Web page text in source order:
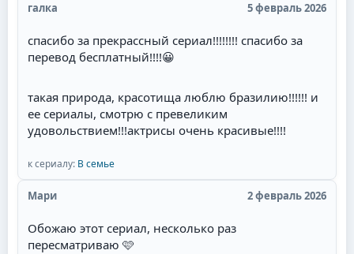
галка 5 февраль 2026
спасибо за прекрассный сериал!!!!!!!! спасибо за
перевод бесплатный!!!!😀
такая природа, красотища люблю бразилию!!!!!! и
ее сериалы, смотрю с превеликим
удовольствием!!!актрисы очень красивые!!!!
к сериалу: В семье
Мари 2 февраль 2026
Обожаю этот сериал, несколько раз
пересматриваю 🩷